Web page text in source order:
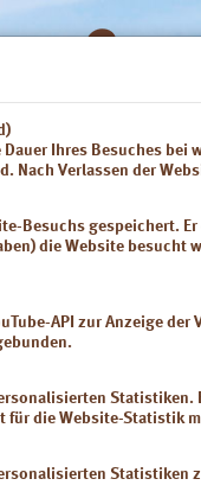
Ihres Besuches
Nach Verlassen der
Besuchs gespeichert.
die Website besucht
API zur Anzeige
Statistiken.
für die Website-Statistik
Statistiken